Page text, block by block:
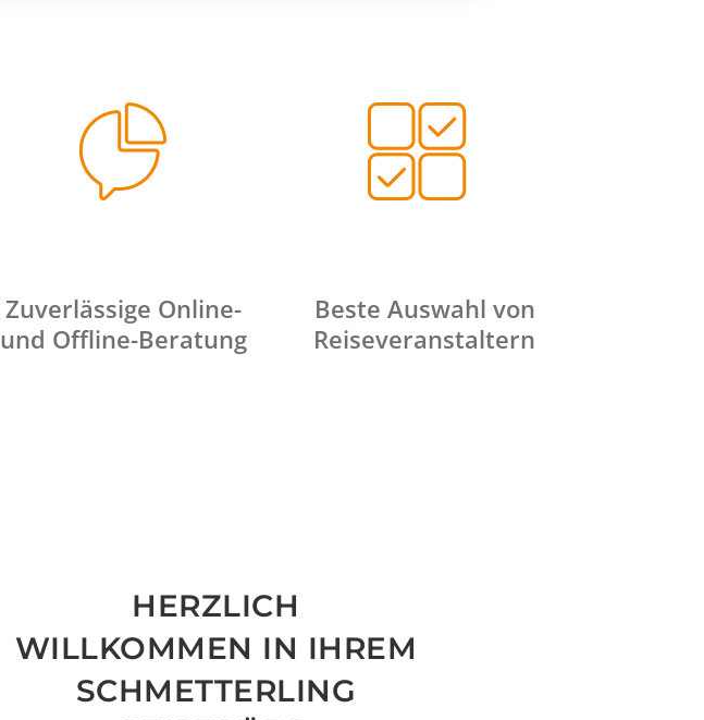
Zuverlässige Online-
und Offline-Beratung
Beste Auswahl von
Reiseveranstaltern
HERZLICH
WILLKOMMEN IN IHREM
SCHMETTERLING